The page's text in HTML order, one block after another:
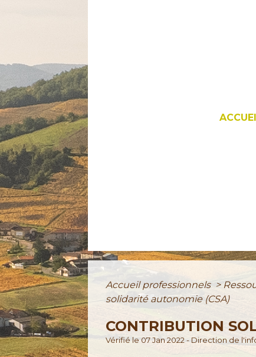
Accueil professionnels >
solidarité autonomie (CSA)
CONTRIBUTION
Vérifié le 07 Jan 2022 - Direction de